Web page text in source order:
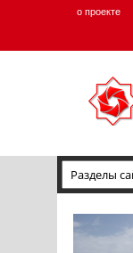
о проекте